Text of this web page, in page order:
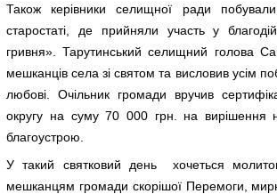
Також керівники селищної ради
старостаті, де прийняли участь у
гривня». Тарутинський селищний голова
мешканців села зі святом та висловив усім
любові. Очільник громади вручив
округу на суму 70 000 грн. на вирішення
благоустрою.
У такий святковий день хочеться
мешканцям громади скорішої Перемоги,